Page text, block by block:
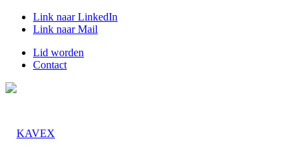
Link naar LinkedIn
Link naar Mail
Lid worden
Contact